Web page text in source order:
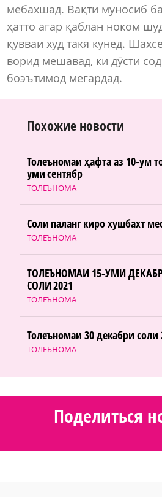
мебахшад. Вақти муносиб
ҳатто агар қаблан ноком
қувваи худ такя кунед.
ворид мешавад, ки дӯсти
боэътимод мегардад.
Похожие новости
ТОЛЕЪНОМА
Толеъномаи ҳафта аз 10-ум
уми сентябр
ТОЛЕЪНОМА
Соли паланг киро хушбахт
ТОЛЕЪНОМА
ТОЛЕЪНОМАИ 15-УМИ
СОЛИ 2021
ТОЛЕЪНОМА
Толеъномаи 30 декабри соли
Поделиться